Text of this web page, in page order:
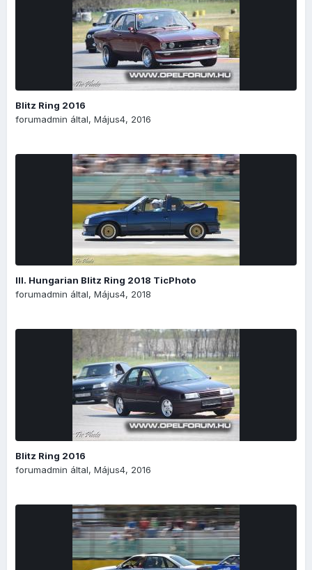
Blitz Ring 2016
forumadmin által, Május4, 2016
III. Hungarian Blitz Ring 2018 TicPhoto
forumadmin által, Május4, 2018
Blitz Ring 2016
forumadmin által, Május4, 2016